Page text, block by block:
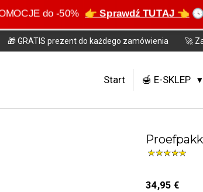
do -50% 👉 Sprawdź TUTAJ 👈
🎁 GRATIS prezent do każdego zamówienia 🚀
Start 🍯 E-SKLEP
34,95 €